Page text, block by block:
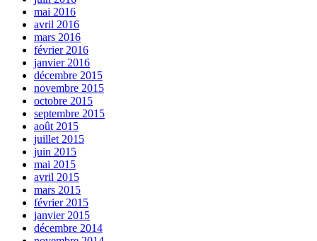
mai 2016
avril 2016
mars 2016
février 2016
janvier 2016
décembre 2015
novembre 2015
octobre 2015
septembre 2015
août 2015
juillet 2015
juin 2015
mai 2015
avril 2015
mars 2015
février 2015
janvier 2015
décembre 2014